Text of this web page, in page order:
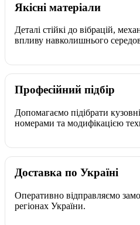
Якісні матеріали
Деталі стійкі до вібрацій,
впливу навколишнього
Професійний підбір
Допомагаємо підібрати
номерами та модифікацією
Доставка по Україні
Оперативно відправляємо
регіонах України.